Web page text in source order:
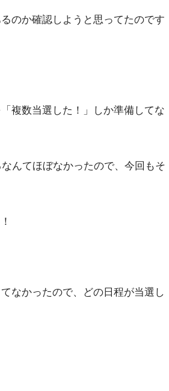
のか確認しようと思ってたのです
複数当選した！」しか準備してな
んてほぼなかったので、今回もそ
なかったので、どの日程が当選し